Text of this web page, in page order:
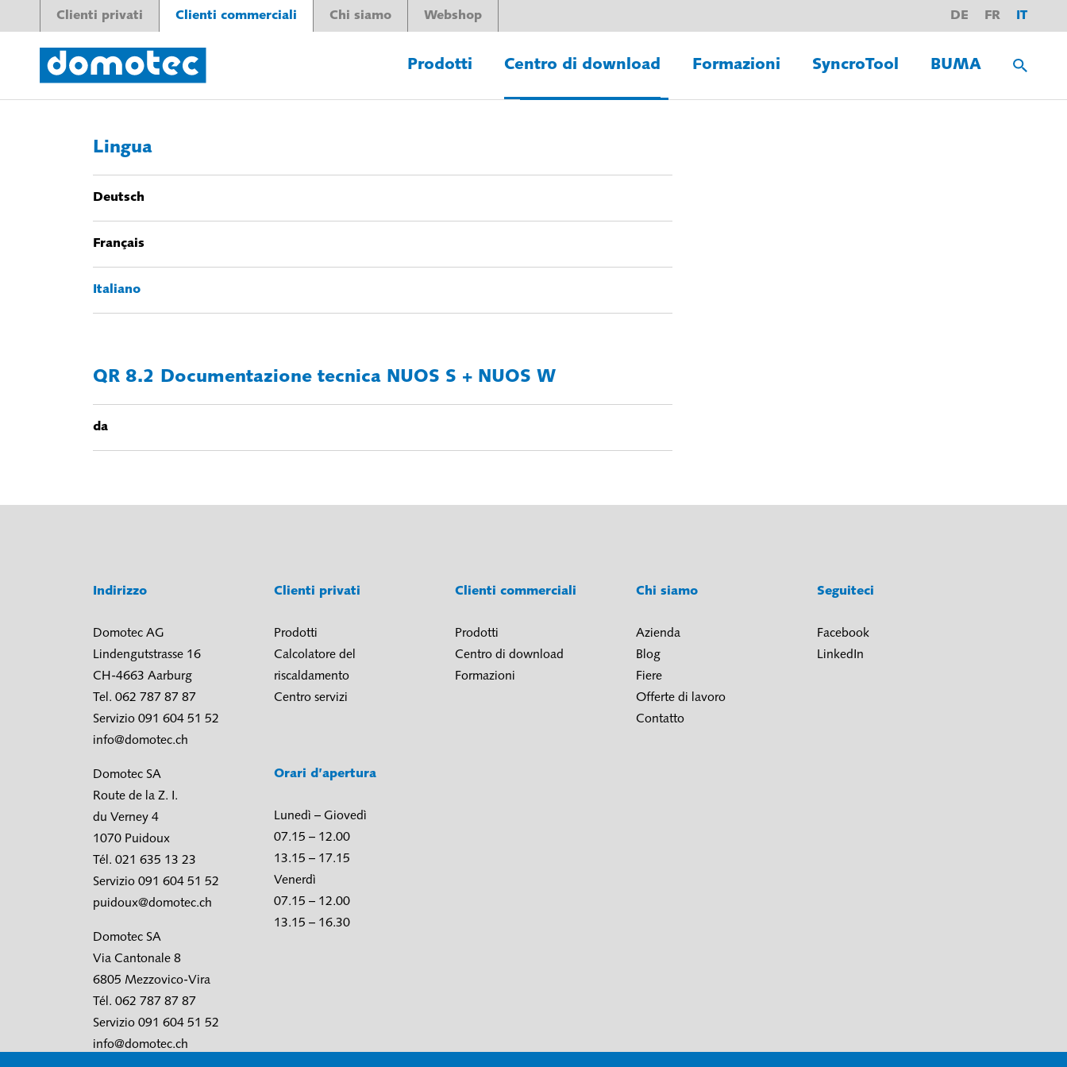
Clienti privati Clienti commerciali Chi siamo Webshop DE FR IT
Prodotti Centro di download Formazioni SyncroTool BUMA
Lingua
Deutsch
Français
Italiano
QR 8.2 Documentazione tecnica NUOS S + NUOS W
da
Indirizzo
Domotec AG
Lindengutstrasse 16
CH-4663 Aarburg
Tel. 062 787 87 87
Servizio 091 604 51 52
info@domotec.ch
Domotec SA
Route de la Z. I.
du Verney 4
1070 Puidoux
Tél. 021 635 13 23
Servizio 091 604 51 52
puidoux@domotec.ch
Domotec SA
Via Cantonale 8
6805 Mezzovico-Vira
Tél. 062 787 87 87
Servizio 091 604 51 52
info@domotec.ch
Clienti privati
Prodotti
Calcolatore del
riscaldamento
Centro servizi
Orari d’apertura
Lunedì – Giovedì
07.15 – 12.00
13.15 – 17.15
Venerdì
07.15 – 12.00
13.15 – 16.30
Clienti commerciali
Prodotti
Centro di download
Formazioni
Chi siamo
Azienda
Blog
Fiere
Offerte di lavoro
Contatto
Seguiteci
Facebook
LinkedIn